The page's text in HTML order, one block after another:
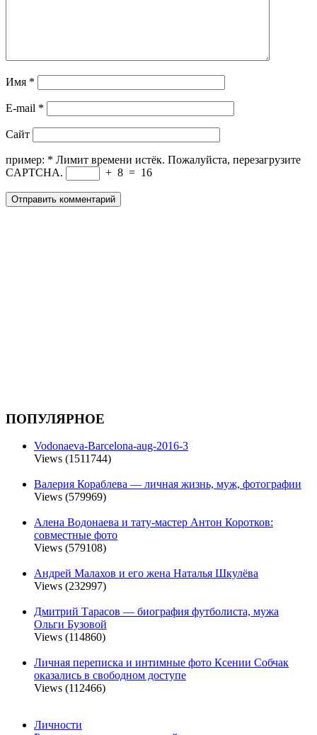
Имя *
E-mail *
Сайт
пример: * Лимит времени истёк. Пожалуйста, перезагрузите
CAPTCHA.
+ 8 = 16
ПОПУЛЯРНОЕ
Vodonaeva-Barcelona-aug-2016-3
Views (1511744)
Валерия Кораблева — личная жизнь, муж, фотографии
Views (579969)
Алена Водонаева и тату-мастер Антон Коротков:
совместные фото
Views (579108)
Андрей Малахов и его жена Наталья Шкулёва
Views (232997)
Дмитрий Тарасов — биография футболиста, мужа
Ольги Бузовой
Views (114860)
Личная переписка и интимные фото Ксении Собчак
оказались в свободном доступе
Views (112466)
Личности